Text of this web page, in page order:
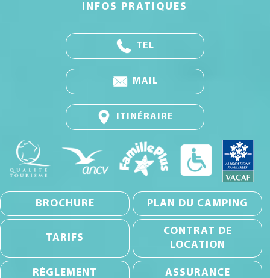
INFOS PRATIQUES
BROCHURE PLAN DU CAMPING
TARIFS
CONTRAT DE
LOCATION
RÈGLEMENT ASSURANCE
TEL
MAIL
ITINÉRAIRE